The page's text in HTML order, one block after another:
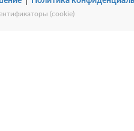
(cookie)